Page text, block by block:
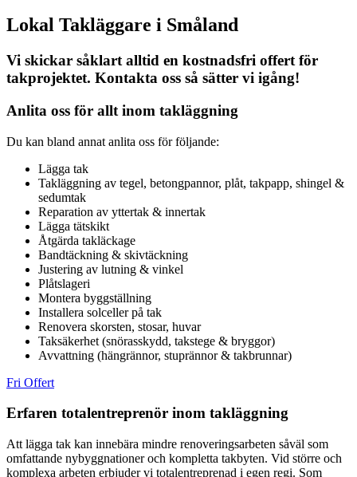
Lokal Takläggare i Småland
Vi skickar såklart alltid en kostnadsfri offert för
takprojektet. Kontakta oss så sätter vi igång!
Anlita oss för allt inom takläggning
Du kan bland annat anlita oss för följande:
Lägga tak
Takläggning av tegel, betongpannor, plåt, takpapp, shingel &
sedumtak
Reparation av yttertak & innertak
Lägga tätskikt
Åtgärda takläckage
Bandtäckning & skivtäckning
Justering av lutning & vinkel
Plåtslageri
Montera byggställning
Installera solceller på tak
Renovera skorsten, stosar, huvar
Taksäkerhet (snörasskydd, takstege & bryggor)
Avvattning (hängrännor, stuprännor & takbrunnar)
Fri Offert
Erfaren totalentreprenör inom takläggning
Att lägga tak kan innebära mindre renoveringsarbeten såväl som
omfattande nybyggnationer och kompletta takbyten. Vid större och
komplexa arbeten erbjuder vi totalentreprenad i egen regi. Som